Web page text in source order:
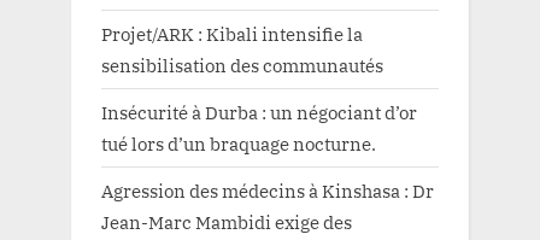
Projet/ARK : Kibali intensifie la
sensibilisation des communautés
Insécurité à Durba : un négociant d’or
tué lors d’un braquage nocturne.
Agression des médecins à Kinshasa : Dr
Jean-Marc Mambidi exige des